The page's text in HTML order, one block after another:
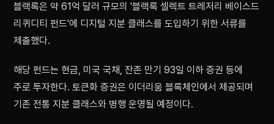
블랙록은 약 61억 달러 규모의 '블랙록 셀렉트 트레저리 베이스드
리퀴디티 펀드'에 디지털 지분 클래스를 도입하기 위한 서류를
제출했다.
해당 펀드는 현금, 미국 국채, 잔존 만기 93일 이하 증권 등에
주로 투자한다. 토큰화 증권은 이더리움 블록체인에서 제공되며
기존 전통 지분 클래스와 병행 운영될 예정이다.